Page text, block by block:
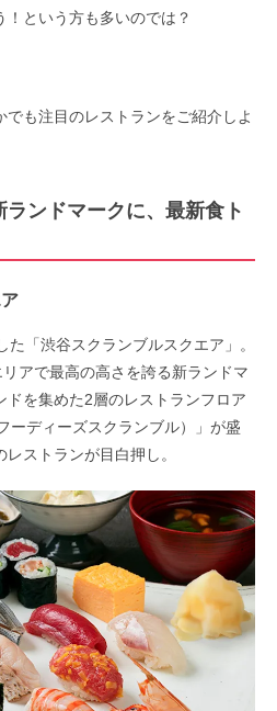
！という方も多いのでは？
も注目のレストランをご紹介しよ
ンドマークに、最新食ト
「渋谷スクランブルスクエア」。
アで最高の高さを誇る新ランドマ
ドを集めた2層のレストランフロア
ーディーズスクランブル）」が盛
ストランが目白押し。